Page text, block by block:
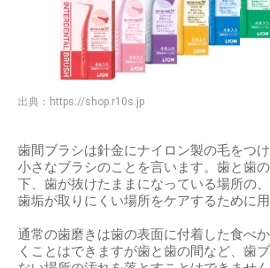
出典： https://shop.r10s.jp
歯間ブラシは針金にナイロン製の毛をつ
小さなブラシのことを言います。歯と歯
下、歯が抜けたままになっている場所の
歯垢が取りにくい場所をケアするために用
通常の歯磨きは歯の表面に付着した食べ
くことはできますが歯と歯の間など、歯